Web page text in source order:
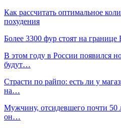
Как рассчитать оптимальное
похудения
Более 3300 фур стоят на границе
В этом году в России появился
будут…
Страсти по райпо: есть ли у
на…
Мужчину, отсидевшего почти 50
он…